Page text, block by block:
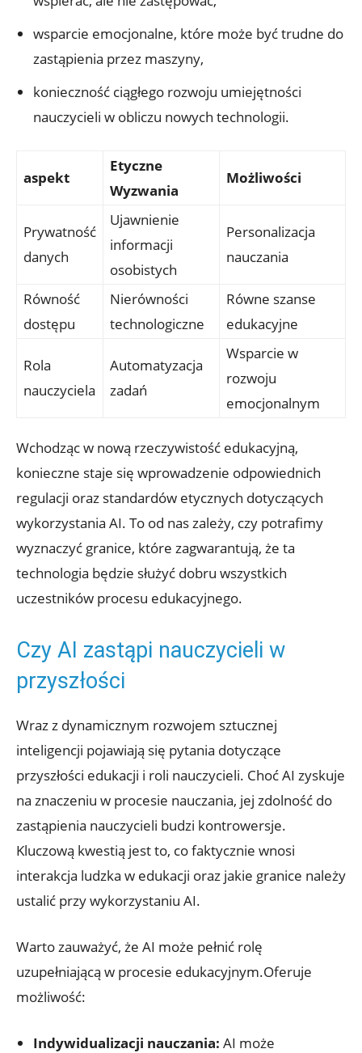
wsparcie emocjonalne, które może być trudne do
zastąpienia przez maszyny,
konieczność ciągłego rozwoju umiejętności
nauczycieli w obliczu nowych technologii.
aspekt
Etyczne
Wyzwania
Możliwości
Prywatność
danych
Ujawnienie
informacji
osobistych
Personalizacja
nauczania
Równość
dostępu
Nierówności
technologiczne
Równe szanse
edukacyjne
Rola
nauczyciela
Automatyzacja
zadań
Wsparcie w
rozwoju
emocjonalnym
Wchodząc w nową rzeczywistość edukacyjną,
konieczne staje się wprowadzenie odpowiednich
regulacji oraz standardów etycznych dotyczących
wykorzystania AI. To od nas zależy, czy potrafimy
wyznaczyć granice, które zagwarantują, że ta
technologia będzie służyć dobru wszystkich
uczestników procesu edukacyjnego.
Czy AI zastąpi nauczycieli w
przyszłości
Wraz z dynamicznym rozwojem sztucznej
inteligencji pojawiają się pytania dotyczące
przyszłości edukacji i roli nauczycieli. Choć AI zyskuje
na znaczeniu w procesie nauczania, jej zdolność do
zastąpienia nauczycieli budzi kontrowersje.
Kluczową kwestią jest to, co faktycznie wnosi
interakcja ludzka w edukacji oraz jakie granice należy
ustalić przy wykorzystaniu AI.
Warto zauważyć, że AI może pełnić rolę
uzupełniającą w procesie edukacyjnym.Oferuje
możliwość:
Indywidualizacji nauczania: AI może